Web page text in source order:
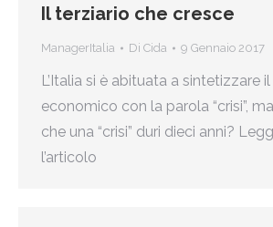
Il terziario che cresce
ManagerItalia Di Cida 9 Gennaio 2017
L’Italia si è abituata a sintetizzare
economico con la parola “crisi”,
che una “crisi” duri dieci anni?
l’articolo